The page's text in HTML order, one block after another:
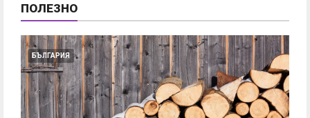
ПОЛЕЗНО
БЪЛГАРИЯ